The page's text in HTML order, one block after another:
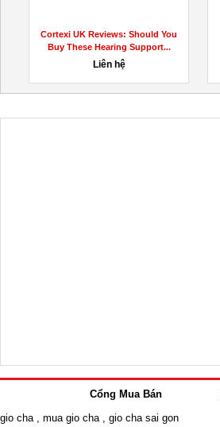
Cortexi UK Reviews: Should You
Buy These Hearing Support...
Liên hệ
Cổng Mua Bán
gio cha
mua gio cha gio cha sai gon